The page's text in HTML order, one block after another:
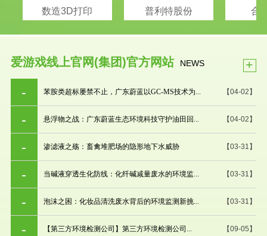
数造3D打印 普利特股份 合
爱游戏线上官网(集团)官方网站 NEWS +
【04-02】
苯胺类超标屡禁不止，广东蔚蓝以GC-MS技术为...
【04-02】
悬浮物之战：广东蔚蓝生态环境科技守护油田回...
【03-31】
渗滤液之殇：畜禽堆肥场的隐形地下水威胁
【03-31】
当碱液穿透生化防线：化纤碱减量废水的环境监...
【03-31】
泡沫之困：化妆品清洗废水背后的环境监测新挑...
【09-05】
【第三方环境检测公司】第三方环境检测公司...